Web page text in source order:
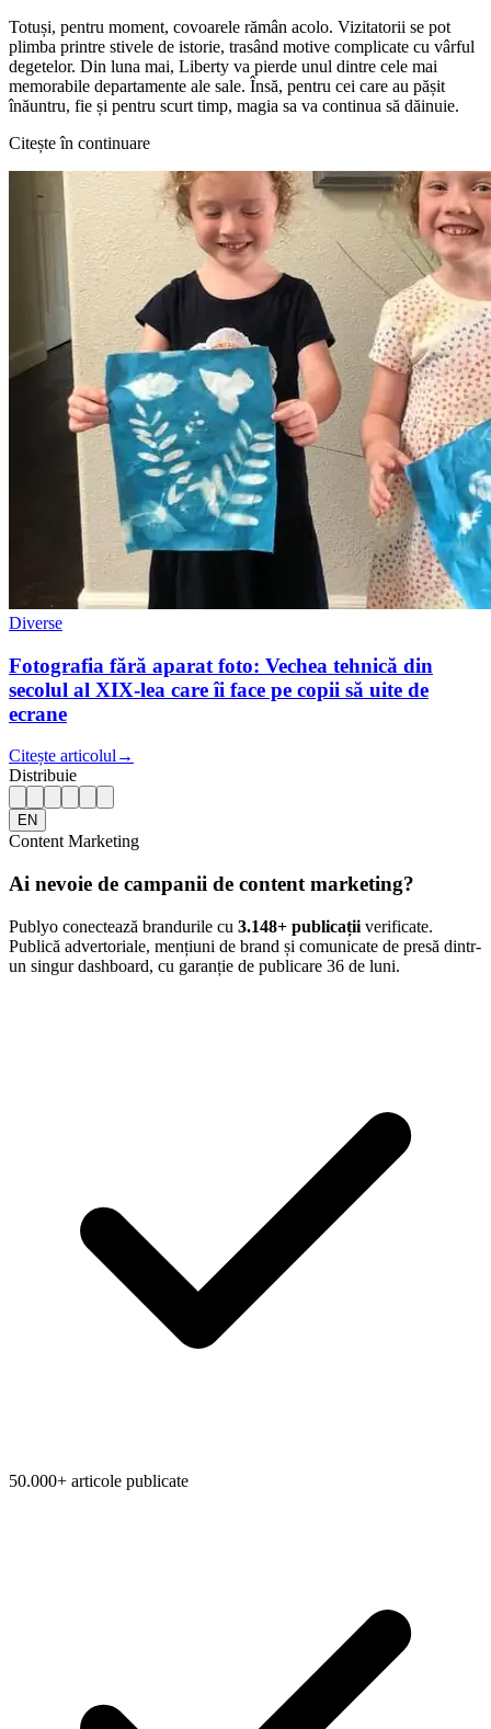
Totuși, pentru moment, covoarele rămân acolo. Vizitatorii se pot
plimba printre stivele de istorie, trasând motive complicate cu vârful
degetelor. Din luna mai, Liberty va pierde unul dintre cele mai
memorabile departamente ale sale. Însă, pentru cei care au pășit
înăuntru, fie și pentru scurt timp, magia sa va continua să dăinuie.
Citește în continuare
Diverse
Fotografia fără aparat foto: Vechea tehnică din
secolul al XIX-lea care îi face pe copii să uite de
ecrane
Citește articolul →
Distribuie
EN
Content Marketing
Ai nevoie de campanii de content marketing?
Publyo conectează brandurile cu 3.148+ publicații verificate.
Publică advertoriale, mențiuni de brand și comunicate de presă dintr-
un singur dashboard, cu garanție de publicare 36 de luni.
50.000+ articole publicate